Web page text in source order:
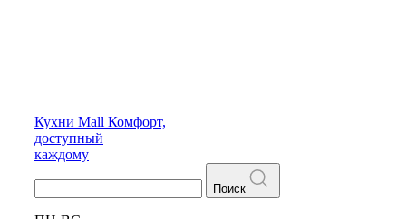
Кухни Mall Комфорт,
доступный
каждому
Поиск